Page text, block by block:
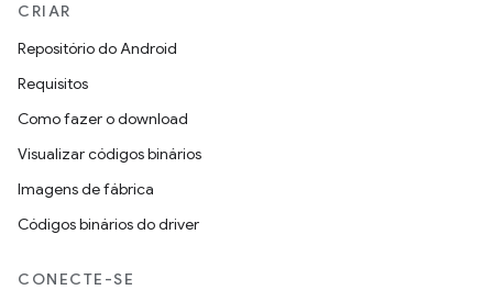
CRIAR
Repositório do Android
Requisitos
Como fazer o download
Visualizar códigos binários
Imagens de fábrica
Códigos binários do driver
CONECTE-SE